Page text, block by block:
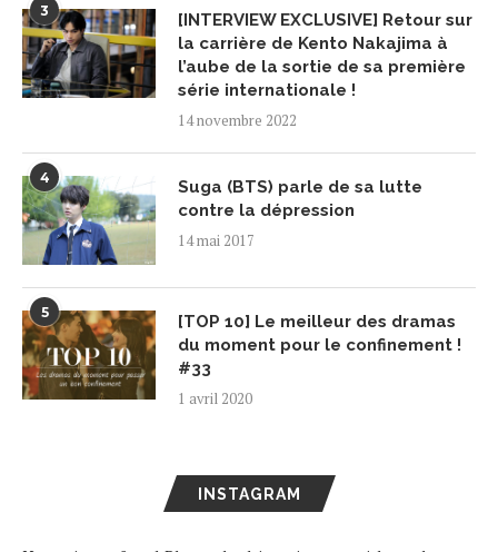
3
[INTERVIEW EXCLUSIVE] Retour sur
la carrière de Kento Nakajima à
l’aube de la sortie de sa première
série internationale !
14 novembre 2022
4
Suga (BTS) parle de sa lutte
contre la dépression
14 mai 2017
5
[TOP 10] Le meilleur des dramas
du moment pour le confinement !
#33
1 avril 2020
INSTAGRAM